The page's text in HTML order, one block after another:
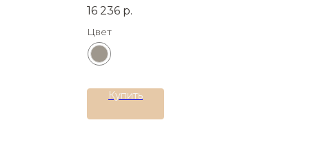
16 236 р.
Цвет
Купить